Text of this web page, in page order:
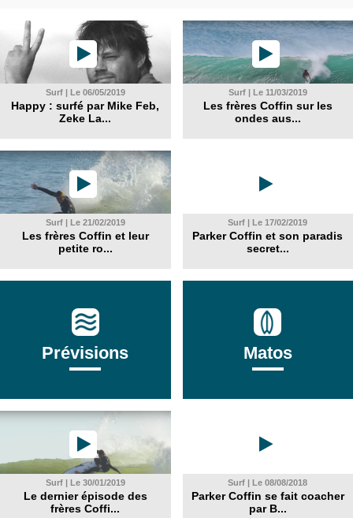
Surf | Le 06/05/2019
Happy : surfé par Mike Feb,
Zeke La...
Surf | Le 11/03/2019
Les frères Coffin sur les
ondes aus...
Surf | Le 21/02/2019
Les frères Coffin et leur
petite ro...
Surf | Le 17/02/2019
Parker Coffin et son paradis
secret...
Prévisions Matos
Surf | Le 30/01/2019
Le dernier épisode des
frères Coffi...
Surf | Le 08/08/2018
Parker Coffin se fait coacher
par B...